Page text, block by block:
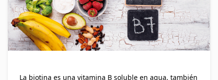
La biotina es una vitamina B soluble en agua, también